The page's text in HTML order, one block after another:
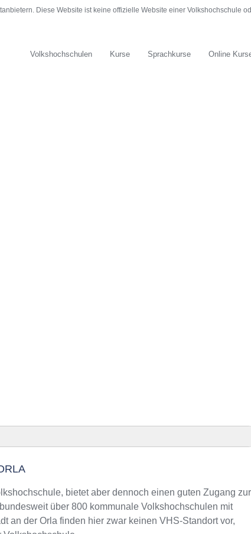
Diese Website ist keine offizielle Website einer Volkshochschule
Volkshochschulen Kurse Sprachkurse Online
finden
bietet aber dennoch einen guten Zugang zur
über 800 kommunale Volkshochschulen mit
an der Orla finden hier zwar keinen VHS-Standort vor,